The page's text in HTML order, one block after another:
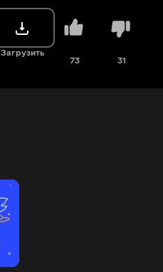
Загрузить
73 31